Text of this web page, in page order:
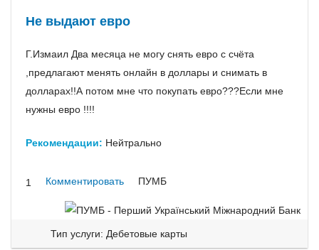
Не выдают евро
Г.Измаил Два месяца не могу снять евро с счёта
,предлагают менять онлайн в доллары и снимать в
долларах!!А потом мне что покупать евро???Если мне
нужны евро !!!!
Рекомендации: Нейтрально
1 Комментировать ПУМБ
Тип услуги: Дебетовые карты